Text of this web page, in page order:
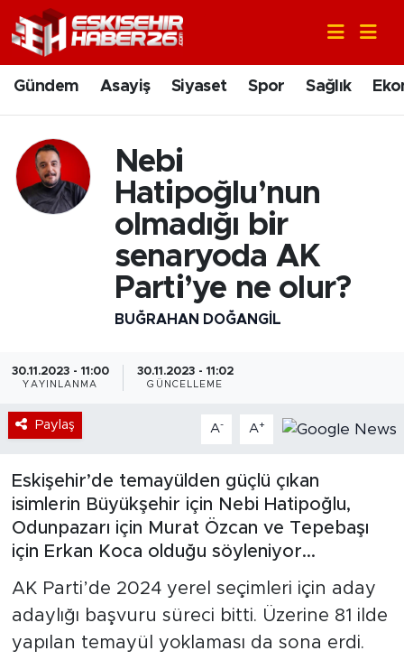
Gündem Asayiş Siyaset Spor Sağlık
Nebi
Hatipoğlu’nun
olmadığı bir
senaryoda AK
Parti’ye ne olur?
BUĞRAHAN DOĞANGIL
30.11.2023 - 11:00
YAYINLANMA
30.11.2023 - 11:02
GÜNCELLEME
Paylaş A- A+
Eskişehir’de temayülden güçlü çıkan
isimlerin Büyükşehir için Nebi Hatipoğlu,
Odunpazarı için Murat Özcan ve Tepebaşı
için Erkan Koca olduğu söyleniyor...
AK Parti’de 2024 yerel seçimleri için aday
adaylığı başvuru süreci bitti. Üzerine 81 ilde
yapılan temayül yoklaması da sona erdi.
Gündem
Asayiş
Siyaset
Spor
Ekonomi
Sanat
Bölge
Teknoloji
Magazin
Sektör
Nöbetçi Eczaneler
Hava Durumu
Trafik Durumu
Süper Lig Puan Durumu ve Fikstür
Tüm Manşetler
Son Dakika Haberleri